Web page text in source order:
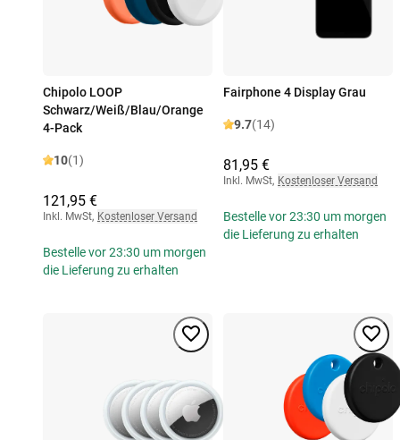
Chipolo LOOP
Schwarz/Weiß/Blau/Orange
4-Pack
10(1)
121,95 €
Inkl. MwSt, Kostenloser Versand
Bestelle vor 23:30 um morgen
die Lieferung zu erhalten
Fairphone 4 Display Grau
9.7(14)
81,95 €
Inkl. MwSt, Kostenloser Versand
Bestelle vor 23:30 um morgen
die Lieferung zu erhalten